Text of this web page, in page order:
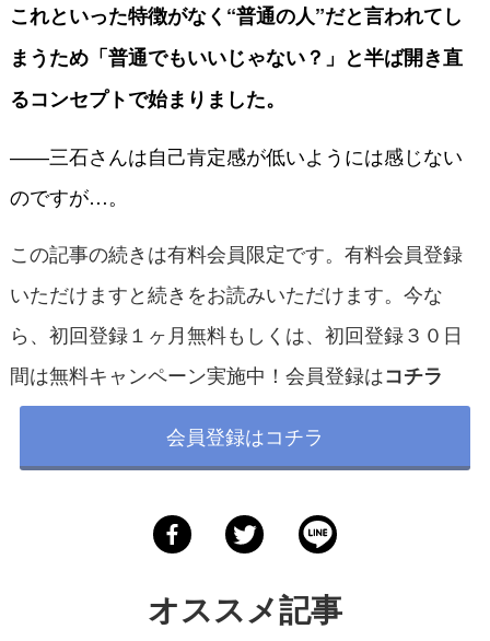
これといった特徴がなく“普通の人”だと言われてし
まうため「普通でもいいじゃない？」と半ば開き直
るコンセプトで始まりました。
――三石さんは自己肯定感が低いようには感じない
のですが…。
この記事の続きは有料会員限定です。有料会員登録
いただけますと続きをお読みいただけます。今な
ら、初回登録１ヶ月無料もしくは、初回登録３０日
間は無料キャンペーン実施中！会員登録はコチラ
会員登録はコチラ
オススメ記事